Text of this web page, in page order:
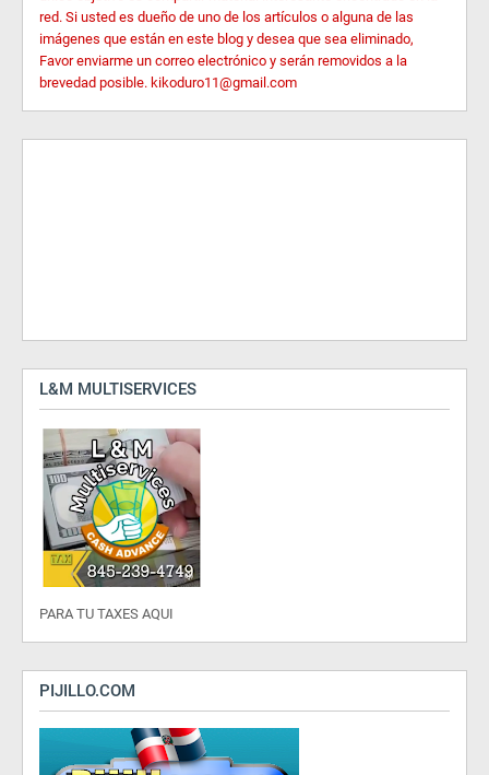
red. Si usted es dueño de uno de los artículos o alguna de las
imágenes que están en este blog y desea que sea eliminado,
Favor enviarme un correo electrónico y serán removidos a la
brevedad posible. kikoduro11@gmail.com
L&M MULTISERVICES
PARA TU TAXES AQUI
PIJILLO.COM